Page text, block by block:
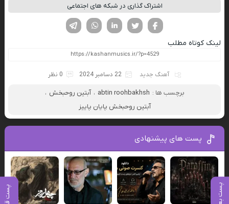
پست قبلی
اشتراک گذاری در شبکه های اجتماعی
لینکدین تویتر
فیسوک
لینک کوتاه مطلب
آهنگ جدید 22 دسامبر 2024 0 نظر
برچسب ها : abtin roohbakhsh ، آبتین روحبخش ،
آبتین روحبخش پایان پاییز
پست های پیشنهادی